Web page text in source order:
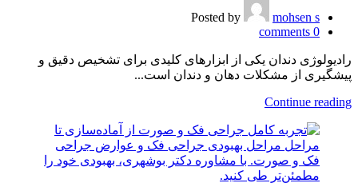
Posted by
mohsen s
0
comments
رادیولوژی دندان یکی از ابزارهای کلیدی برای تشخیص دقیق و
پیشگیری از مشکلات دهان و دندان است...
Continue reading